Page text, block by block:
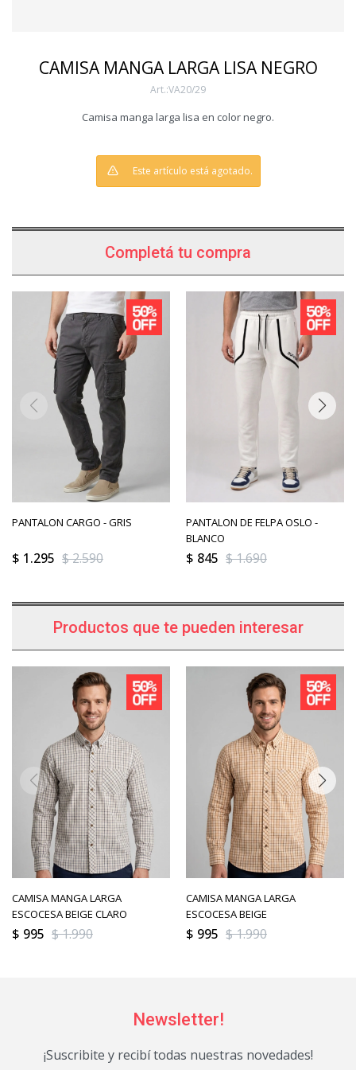
CAMISA MANGA LARGA LISA NEGRO
VA20/29
Camisa manga larga lisa en color negro.
Este artículo está agotado.
Completá tu compra
PANTALON CARGO - GRIS
$ 1.295 $2.590
PANTALON DE FELPA OSLO -
BLANCO
$ 845 $1.690
Productos que te pueden interesar
CAMISA MANGA LARGA
ESCOCESA BEIGE CLARO
$ 995 $1.990
CAMISA MANGA LARGA
ESCOCESA BEIGE
$ 995 $1.990
Newsletter!
¡Suscribite y recibí todas nuestras novedades!